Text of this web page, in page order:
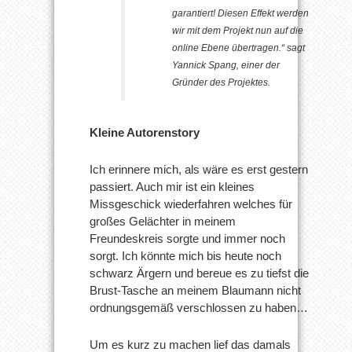
garantiert! Diesen Effekt werden
wir mit dem Projekt nun auf die
online Ebene übertragen.“ sagt
Yannick Spang, einer der
Gründer des Projektes.
Kleine Autorenstory
Ich erinnere mich, als wäre es erst gestern
passiert. Auch mir ist ein kleines
Missgeschick wiederfahren welches für
großes Gelächter in meinem
Freundeskreis sorgte und immer noch
sorgt. Ich könnte mich bis heute noch
schwarz Ärgern und bereue es zu tiefst die
Brust-Tasche an meinem Blaumann nicht
ordnungsgemäß verschlossen zu haben…
Um es kurz zu machen lief das damals